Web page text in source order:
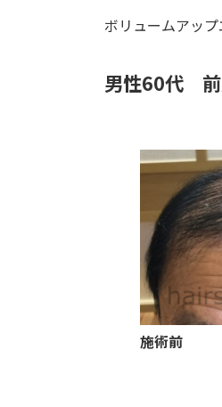
ボリュームアッ
男性60代
施術前